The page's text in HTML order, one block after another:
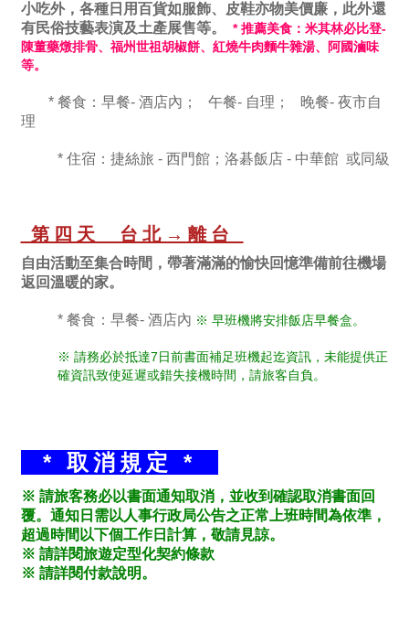
小吃外，各種日用百貨如服飾、皮鞋亦物美價廉，此外還
有民俗技藝表演及土產展售等。 * 推薦美食：米其林必比登-
陳董藥燉排骨、福州世祖胡椒餅、紅燒牛肉麵牛雜湯、阿國滷味
等。
* 餐食：早餐- 酒店內； 午餐- 自理； 晚餐- 夜市自
理
* 住宿：捷絲旅 - 西門館；洛碁飯店 - 中華館 或同級
第四天 台北→離台
自由活動至集合時間，帶著滿滿的愉快回憶準備前往機場
返回溫暖的家。
* 餐食：早餐- 酒店內 ※ 早班機將安排飯店早餐盒。
※ 請務必於抵達7日前書面補足班機起迄資訊，未能提供正
確資訊致使延遲或錯失接機時間，請旅客自負。
* 取消規定 *
※ 請旅客務必以書面通知取消，並收到確認取消書面回
覆。通知日需以人事行政局公告之正常上班時間為依準，
超過時間以下個工作日計算，敬請見諒。
※ 請詳閱旅遊定型化契約條款
※ 請詳閱付款說明。